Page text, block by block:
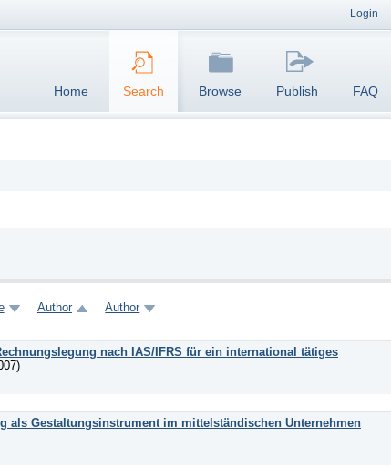
Login
Home Search Browse Publish FAQ
Author Author
nach IAS/IFRS für ein international tätiges
als Gestaltungsinstrument im mittelständischen Unternehmen